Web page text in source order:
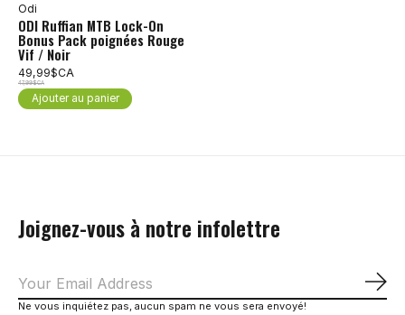
Odi
ODI Ruffian MTB Lock-On
Bonus Pack poignées Rouge
Vif / Noir
49,99$CA
47,99$CA
Ajouter au panier
Joignez-vous à notre infolettre
Ne vous inquiétez pas, aucun spam ne vous sera envoyé!